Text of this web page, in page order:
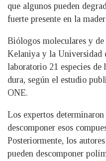
que algunos pueden
fuerte presente en la
Biólogos moleculares y
Kelaniya y la Universidad
laboratorio 21 especies de
dura, según el estudio
ONE.
Los expertos
descomponer esos
Posteriormente, los
pueden descomponer